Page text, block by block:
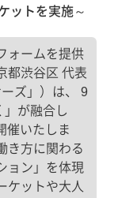
ットを実施～
ォームを提供
都渋谷区 代表
ズ」）は、 9
」が融合し
催いたしま
き方に関わる
ョン」を体現
ケットや大人